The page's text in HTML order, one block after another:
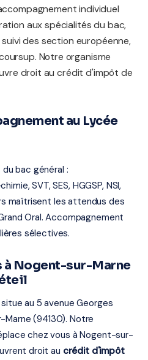
individuel
aux spécialités du bac,
des section européenne,
Notre organisme
droit au crédit d'impôt de
au Lycée
bac général :
SVT, SES, HGGSP, NSI,
maîtrisent les attendus des
Oral. Accompagnement
sélectives.
Nogent-sur-Marne
au 5 avenue Georges
(94130). Notre
chez vous à Nogent-sur-
droit au crédit d'impôt